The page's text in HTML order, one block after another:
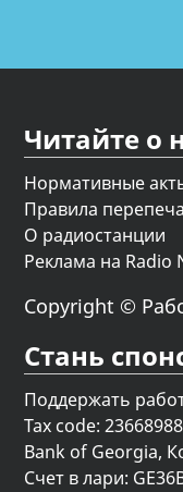
Читайте о
Нормативные
Правила
О радиостанции
Реклама на Radio
Copyright ©
Стань
Поддержать
Tax code:
Bank of Georgia,
Счет в лари: